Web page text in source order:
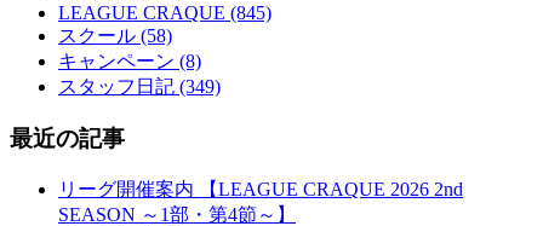
LEAGUE CRAQUE (845)
スクール (58)
キャンペーン (8)
スタッフ日記 (349)
最近の記事
リーグ開催案内 【LEAGUE CRAQUE 2026 2nd
SEASON ～1部・第4節～】